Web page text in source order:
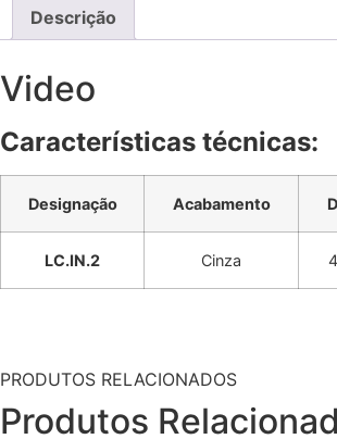
Descrição
Video
Características técnicas:
Designação Acabamento
LC.IN.2 Cinza
PRODUTOS RELACIONADOS
Produtos